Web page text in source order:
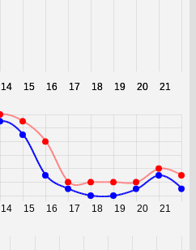
14 15 16 17 18 19 20 21
14 15 16 17 18 19 20 21
14 15 16 17 18 19 20 21